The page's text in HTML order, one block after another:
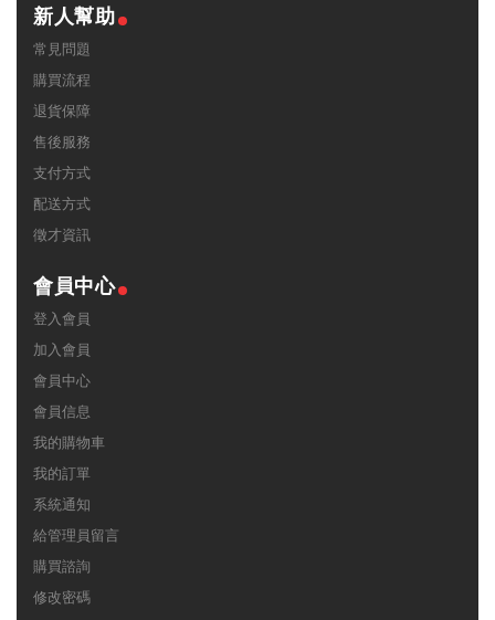
新人幫助
常見問題
購買流程
退貨保障
售後服務
支付方式
配送方式
徵才資訊
會員中心
登入會員
加入會員
會員中心
會員信息
我的購物車
我的訂單
系統通知
給管理員留言
購買諮詢
修改密碼